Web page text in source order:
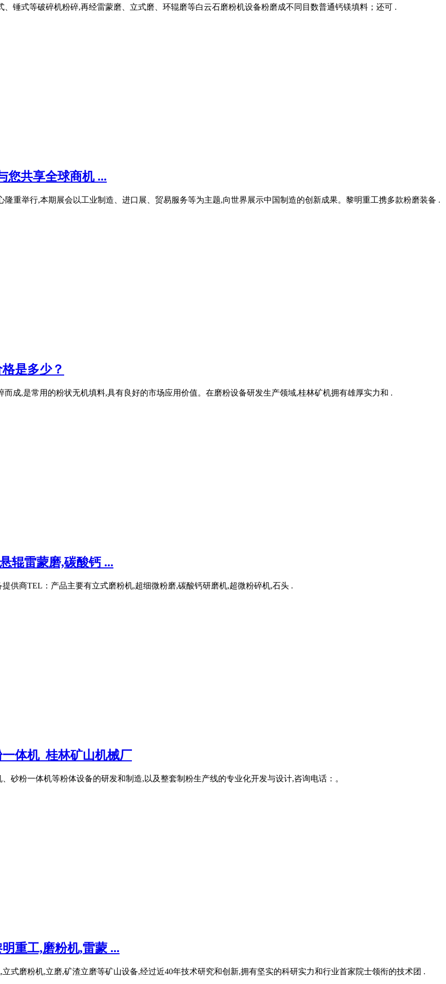
锤式等破碎机粉碎,再经雷蒙磨、立式磨、环辊磨等白云石磨粉机设备粉磨成不同目数普通钙镁填料；还可 .
您共享全球商机 ...
重举行,本期展会以工业制造、进口展、贸易服务等为主题,向世界展示中国制造的创新成果。黎明重工携多款粉磨装备 .
是多少？
成,是常用的粉状无机填料,具有良好的市场应用价值。在磨粉设备研发生产领域,桂林矿机拥有雄厚实力和 .
辊雷蒙磨,碳酸钙 ...
供商TEL：产品主要有立式磨粉机,超细微粉磨,碳酸钙研磨机,超微粉碎机,石头 .
体机_桂林矿山机械厂
砂粉一体机等粉体设备的研发和制造,以及整套制粉生产线的专业化开发与设计,咨询电话：。
重工,磨粉机,雷蒙 ...
式磨粉机,立磨,矿渣立磨等矿山设备,经过近40年技术研究和创新,拥有坚实的科研实力和行业首家院士领衔的技术团 .